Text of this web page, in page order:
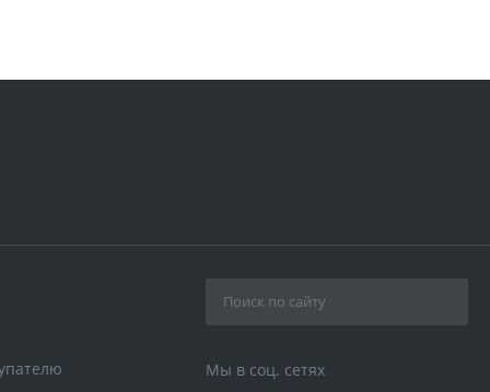
Мы в соц. сетях